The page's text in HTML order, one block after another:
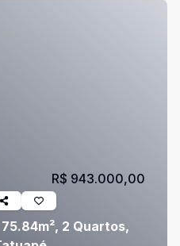
2 Quartos,
R$ 943.000,00